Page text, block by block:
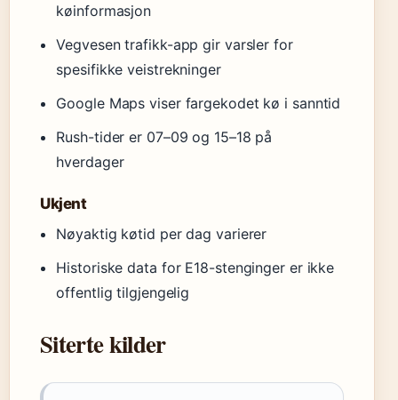
køinformasjon
Vegvesen trafikk-app gir varsler for
spesifikke veistrekninger
Google Maps viser fargekodet kø i sanntid
Rush-tider er 07–09 og 15–18 på
hverdager
Ukjent
Nøyaktig køtid per dag varierer
Historiske data for E18-stenginger er ikke
offentlig tilgjengelig
Siterte kilder